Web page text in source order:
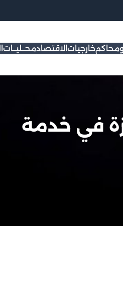
خارجيات الاقتصادمحــليــات
في خدمة